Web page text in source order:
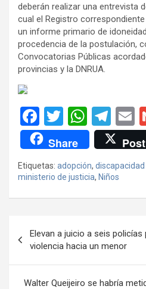
deberán realizar una entrevista
cual el Registro
un informe primario de
procedencia de la postulación,
Convocatorias Públicas
provincias y la DNRUA.
F
a
ce
b
o
k
T
wi
tt
er
W
h
at
s
A
p
T
el
e
gr
a
E
Share Post
Etiquetas: adopción,
ministerio de justicia, Niños
de
entradas
Elevan a juicio a seis
violencia hacia un menor
Walter Queijeiro se habría